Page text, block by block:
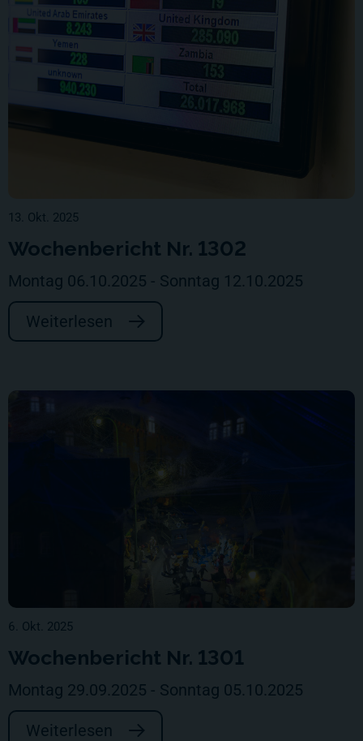
13. Okt. 2025
Wochenbericht Nr. 1302
Montag 06.10.2025 - Sonntag 12.10.2025
Weiterlesen
6. Okt. 2025
Wochenbericht Nr. 1301
Montag 29.09.2025 - Sonntag 05.10.2025
Weiterlesen